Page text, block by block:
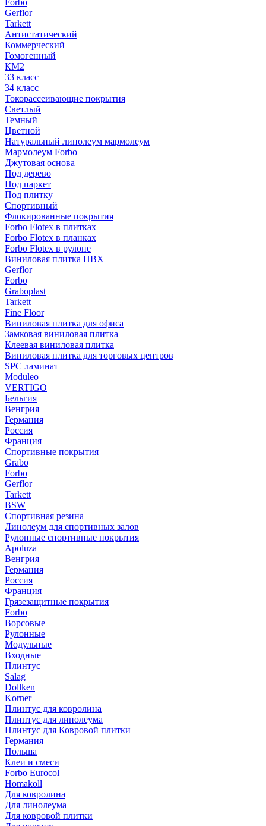
Forbo
Gerflor
Tarkett
Антистатический
Коммерческий
Гомогенный
КМ2
33 класс
34 класс
Токорассеивающие покрытия
Светлый
Темный
Цветной
Натуральный линолеум мармолеум
Мармолеум Forbo
Джутовая основа
Под дерево
Под паркет
Под плитку
Спортивный
Флокированные покрытия
Forbo Flotex в плитках
Forbo Flotex в планках
Forbo Flotex в рулоне
Виниловая плитка ПВХ
Gerflor
Forbo
Graboplast
Tarkett
Fine Floor
Виниловая плитка для офиса
Замковая виниловая плитка
Клеевая виниловая плитка
Виниловая плитка для торговых центров
SPC ламинат
Moduleo
VERTIGO
Бельгия
Венгрия
Германия
Россия
Франция
Спортивные покрытия
Grabo
Forbo
Gerflor
Tarkett
BSW
Спортивная резина
Линолеум для спортивных залов
Рулонные спортивные покрытия
Apoluza
Венгрия
Германия
Россия
Франция
Грязезащитные покрытия
Forbo
Ворсовые
Рулонные
Модульные
Входные
Плинтус
Salag
Dollken
Korner
Плинтус для ковролина
Плинтус для линолеума
Плинтус для Ковровой плитки
Германия
Польша
Клеи и смеси
Forbo Eurocol
Homakoll
Для ковролина
Для линолеума
Для ковровой плитки